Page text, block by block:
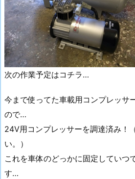
次の作業予定はコチラ…
今まで使ってた車載用コンプレッサ
ので…
24V用コンプレッサーを調達済み！
い。）
これを車体のどっかに固定していつ
す…